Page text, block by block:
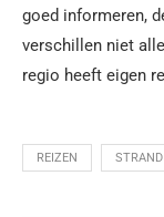
goed informeren,
verschillen niet
regio heeft eigen
REIZEN STRAND